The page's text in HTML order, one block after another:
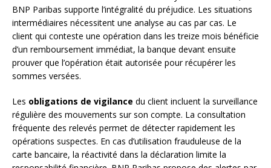
BNP Paribas supporte l’intégralité du préjudice. Les situations
intermédiaires nécessitent une analyse au cas par cas. Le
client qui conteste une opération dans les treize mois bénéficie
d’un remboursement immédiat, la banque devant ensuite
prouver que l’opération était autorisée pour récupérer les
sommes versées.
Les obligations de vigilance du client incluent la surveillance
régulière des mouvements sur son compte. La consultation
fréquente des relevés permet de détecter rapidement les
opérations suspectes. En cas d’utilisation frauduleuse de la
carte bancaire, la réactivité dans la déclaration limite la